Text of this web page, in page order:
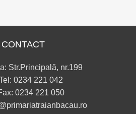
CONTACT
Str.Principală, nr.199
0234 221 042
0234 221 050